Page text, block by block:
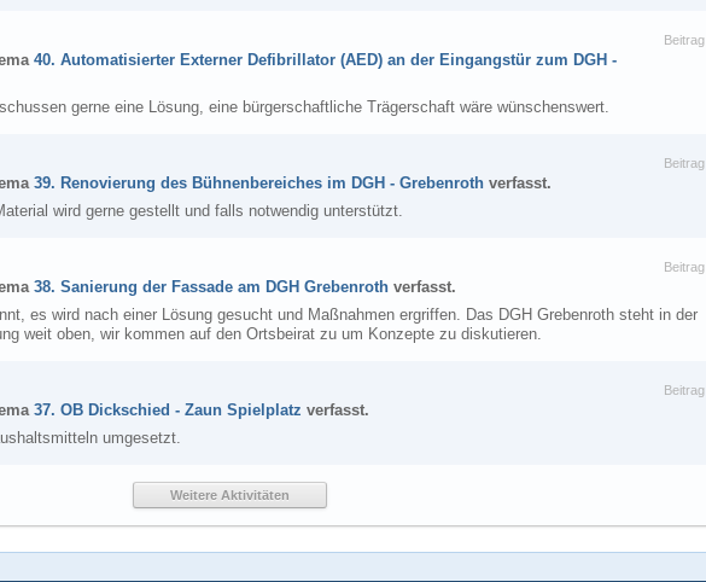
40. Automatisierter Externer Defibrillator (AED) an der Eingangstür zum DGH -
Beitrag
gerne eine Lösung, eine bürgerschaftliche Trägerschaft wäre wünschenswert.
39. Renovierung des Bühnenbereiches im DGH - Grebenroth verfasst.
Beitrag
wird gerne gestellt und falls notwendig unterstützt.
38. Sanierung der Fassade am DGH Grebenroth verfasst.
Beitrag
es wird nach einer Lösung gesucht und Maßnahmen ergriffen. Das DGH Grebenroth steht in der
weit oben, wir kommen auf den Ortsbeirat zu um Konzepte zu diskutieren.
37. OB Dickschied - Zaun Spielplatz verfasst.
Beitrag
umgesetzt.
Weitere Aktivitäten